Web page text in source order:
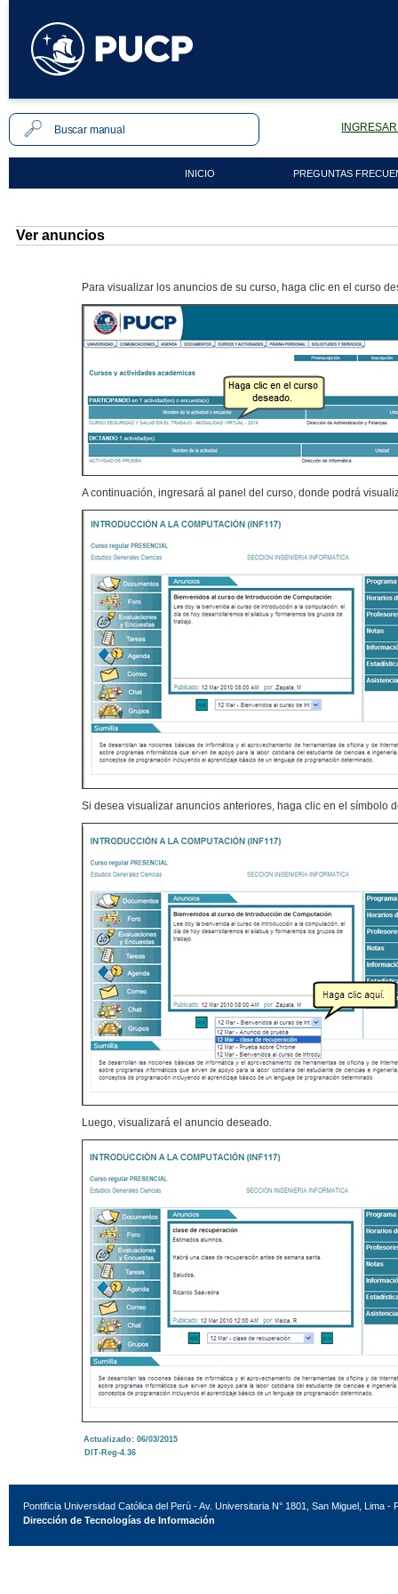
INICIO PREGUNTAS
Ver anuncios
Para visualizar los anuncios de su curso, haga clic en el curso
A continuación, ingresará al panel del curso, donde podrá
Si desea visualizar anuncios anteriores, haga clic en el símbolo
Luego, visualizará el anuncio deseado.
Actualizado: 06/03/2015
DIT-Reg-4.36
Pontificia Universidad Católica del Perú - Av. Universitaria N° 1801, San Miguel, Lima -
Dirección de Tecnologías de Información